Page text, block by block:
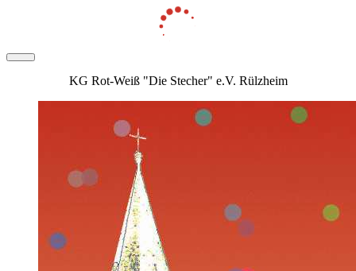
KG Rot-Weiß "Die Stecher" e.V. Rülzheim